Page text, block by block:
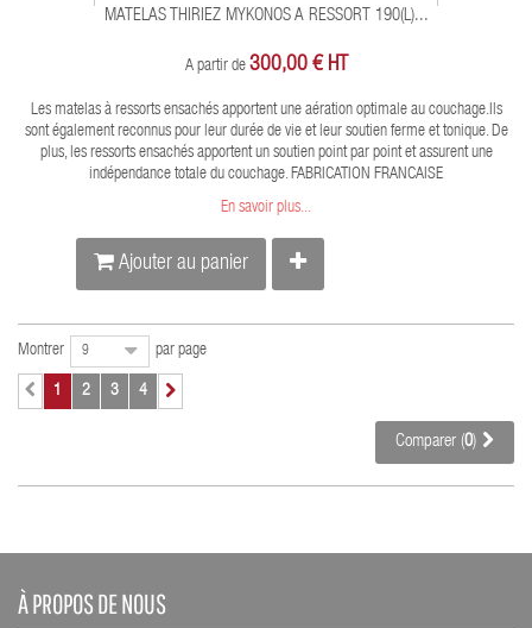
MATELAS THIRIEZ MYKONOS A RESSORT 190(L)...
A partir de 300,00 € HT
Les matelas à ressorts ensachés apportent une aération optimale au couchage.Ils
sont également reconnus pour leur durée de vie et leur soutien ferme et tonique. De
plus, les ressorts ensachés apportent un soutien point par point et assurent une
indépendance totale du couchage. FABRICATION FRANCAISE
En savoir plus...
Ajouter au panier
Montrer 9 par page
1 2 3 4
Comparer (0)
À PROPOS DE NOUS